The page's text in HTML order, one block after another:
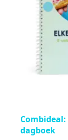
Combideal:
dagboek